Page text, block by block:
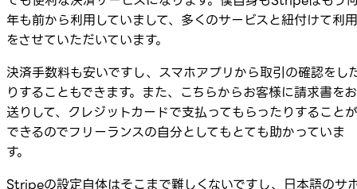
年も前から利用していまして、多くのサービスと紐付けて利用
をさせていただいています。
決済手数料も安いですし、スマホアプリから取引の確認をし
りすることもできます。また、こちらからお客様に請求書をお
送りして、クレジットカードで支払ってもらったりすることが
できるのでフリーランスの自分としてもとても助かっていま
す。
Stripeの設定自体はそこまで難しくないですし、日本語のサ